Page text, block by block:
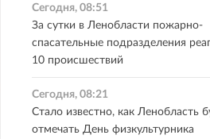
Сегодня, 08:51
За сутки в Ленобласти пожарно-
спасательные подразделения
10 происшествий
Сегодня, 08:21
Стало известно, как Ленобласть
отмечать День физкультурника